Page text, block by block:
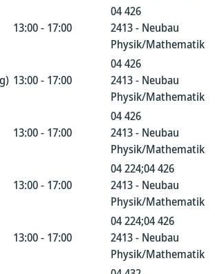
13:00 - 17:00
04 426
2413 - Neubau
Physik/Mathematik
13:00 - 17:00
04 426
2413 - Neubau
Physik/Mathematik
13:00 - 17:00
04 426
2413 - Neubau
Physik/Mathematik
13:00 - 17:00
04 224;04 426
2413 - Neubau
Physik/Mathematik
13:00 - 17:00
04 224;04 426
2413 - Neubau
Physik/Mathematik